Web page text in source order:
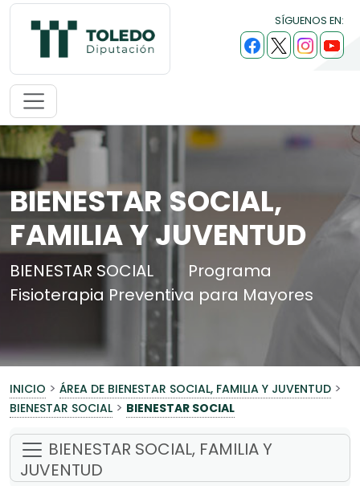
SÍGUENOS EN:
BIENESTAR SOCIAL,
FAMILIA Y JUVENTUD
BIENESTAR SOCIAL
Programa
Fisioterapia Preventiva para Mayores
INICIO > ÁREA DE BIENESTAR SOCIAL, FAMILIA Y JUVENTUD >
BIENESTAR SOCIAL > BIENESTAR SOCIAL
BIENESTAR SOCIAL, FAMILIA Y
JUVENTUD